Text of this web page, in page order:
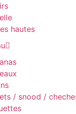
hautes
/ snood /